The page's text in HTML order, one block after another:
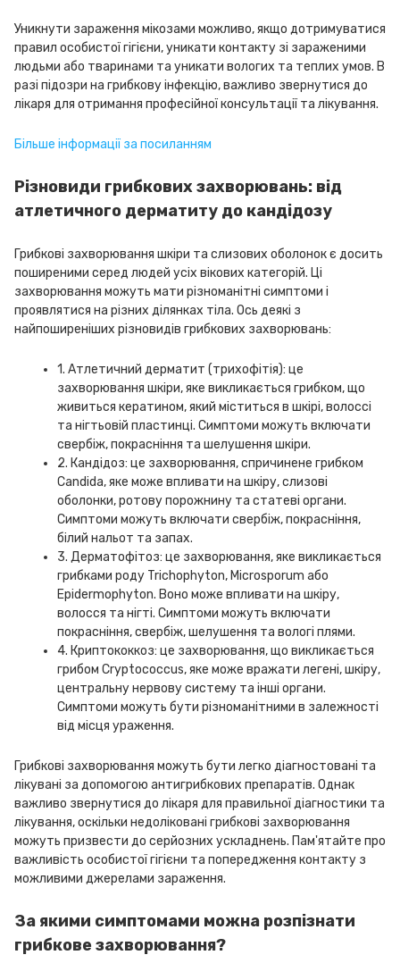
Уникнути зараження мікозами можливо, якщо дотримуватися
правил особистої гігієни, уникати контакту зі зараженими
людьми або тваринами та уникати вологих та теплих умов. В
разі підозри на грибкову інфекцію, важливо звернутися до
лікаря для отримання професійної консультації та лікування.
Більше інформації за посиланням
Різновиди грибкових захворювань: від
атлетичного дерматиту до кандідозу
Грибкові захворювання шкіри та слизових оболонок є досить
поширеними серед людей усіх вікових категорій. Ці
захворювання можуть мати різноманітні симптоми і
проявлятися на різних ділянках тіла. Ось деякі з
найпоширеніших різновидів грибкових захворювань:
1. Атлетичний дерматит (трихофітія): це
захворювання шкіри, яке викликається грибком, що
живиться кератином, який міститься в шкірі, волоссі
та нігтьовій пластинці. Симптоми можуть включати
свербіж, покрасніння та шелушення шкіри.
2. Кандідоз: це захворювання, спричинене грибком
Candida, яке може впливати на шкіру, слизові
оболонки, ротову порожнину та статеві органи.
Симптоми можуть включати свербіж, покрасніння,
білий нальот та запах.
3. Дерматофітоз: це захворювання, яке викликається
грибками роду Trichophyton, Microsporum або
Epidermophyton. Воно може впливати на шкіру,
волосся та нігті. Симптоми можуть включати
покрасніння, свербіж, шелушення та вологі плями.
4. Криптококкоз: це захворювання, що викликається
грибом Cryptococcus, яке може вражати легені, шкіру,
центральну нервову систему та інші органи.
Симптоми можуть бути різноманітними в залежності
від місця ураження.
Грибкові захворювання можуть бути легко діагностовані та
лікувані за допомогою антигрибкових препаратів. Однак
важливо звернутися до лікаря для правильної діагностики та
лікування, оскільки недоліковані грибкові захворювання
можуть призвести до серйозних ускладнень. Пам'ятайте про
важливість особистої гігієни та попередження контакту з
можливими джерелами зараження.
За якими симптомами можна розпізнати
грибкове захворювання?